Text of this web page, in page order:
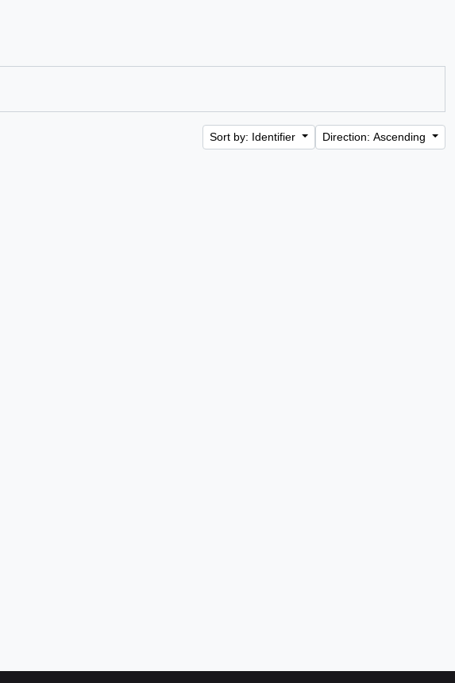
Sort by: Identifier Direction: Ascending